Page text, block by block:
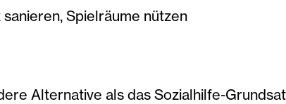
Spielräume nützen
Alternative als das Sozialhilfe-